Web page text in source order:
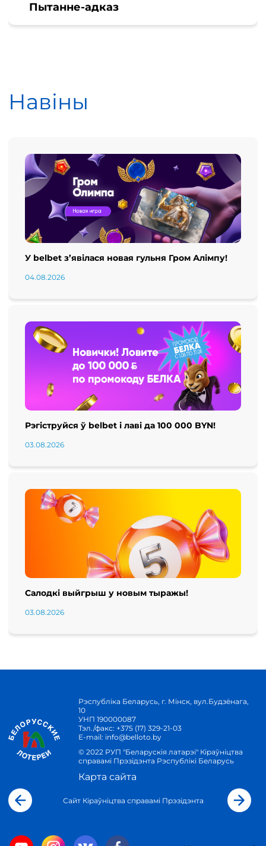
Пытанне-адказ
Навіны
У belbet з’явілася новая гульня Гром Алімпу!
04.08.2026
Рэгіструйся ў belbet і лаві да 100 000 BYN!
03.08.2026
Салодкі выйгрыш у новым тыражы!
03.08.2026
Рэспубліка Беларусь, г. Мінск, вул.Будзёнага,
10
УНП 190000087
Тэл./факс: +375 (17) 329-21-03
E-mail: info@belloto.by
© 2022 РУП "Беларускія латарэі" Кіраўніцтва
справамі Прэзідэнта Рэспублікі Беларусь
Карта сайта
Сайт Кіраўніцтва справамі Прэзідэнта